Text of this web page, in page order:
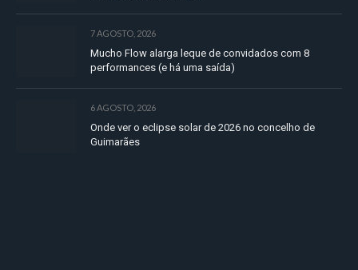
7 AGOSTO, 2026
Mucho Flow alarga leque de convidados com 8
performances (e há uma saída)
6 AGOSTO, 2026
Onde ver o eclipse solar de 2026 no concelho de
Guimarães